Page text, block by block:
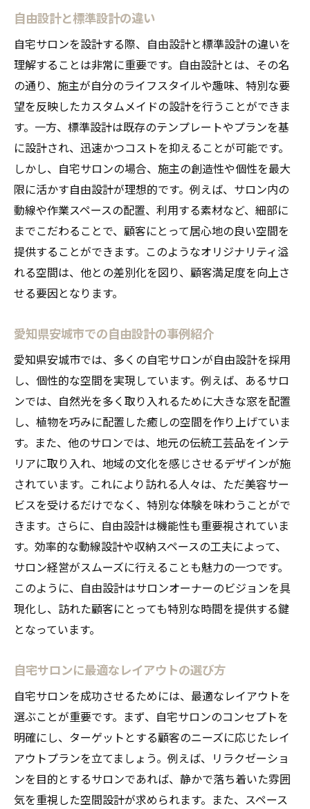
心地よい音環境の設計
リラクゼーションを促すインテリアアプロ
顧客の滞在時間を考慮した空間づくり
自宅サロンの設計で失敗しないための重要なチ
ェックポイント
計画段階での注意すべきポイント
設計図面の見直しと確認方法
施工中に発生しやすいトラブルとその対策
外部専門家の選び方とコミュニケーション
予算オーバーを防ぐための管理術
完工後のメンテナンス計画の重要性
顧客に愛される自宅サロンをデザインするため
パーソナルサービスを強化する空間設計
季節やイベントに応じたインテリアの変化
口コミを生むための顧客体験の工夫
リピーターを増やすための顧客管理方法
地域社会とのつながりを深める活動
ブランディングを意識したデザイン選び
自宅サロンを開業する際の自由設計の活用法
市場調査を踏まえたコンセプト設定
施術メニューに合わせた空間デザイン
自由設計による長期的なビジネス計画
法規制を考慮した安全な設計
開業後の集客戦略とデザインのリンク
サロン運営の効率化を図るための設備
自由設計で作る自宅サロンのインテリアデザイ
居心地の良さを生む家具選び
アロマや照明の効果的な使い方
実用的かつ美しい収納の工夫
アート作品を活用した感性を刺激する空間
持続可能な素材の選び方と実践
自由設計と標準設計の違い
自宅サロンを設計する際、自由設計と標準設計の違いを
理解することは非常に重要です。自由設計とは、その名
の通り、施主が自分のライフスタイルや趣味、特別な要
望を反映したカスタムメイドの設計を行うことができま
す。一方、標準設計は既存のテンプレートやプランを基
に設計され、迅速かつコストを抑えることが可能です。
しかし、自宅サロンの場合、施主の創造性や個性を最大
限に活かす自由設計が理想的です。例えば、サロン内の
動線や作業スペースの配置、利用する素材など、細部に
までこだわることで、顧客にとって居心地の良い空間を
提供することができます。このようなオリジナリティ溢
れる空間は、他との差別化を図り、顧客満足度を向上さ
せる要因となります。
愛知県安城市での自由設計の事例紹介
愛知県安城市では、多くの自宅サロンが自由設計を採用
し、個性的な空間を実現しています。例えば、あるサロ
ンでは、自然光を多く取り入れるために大きな窓を配置
し、植物を巧みに配置した癒しの空間を作り上げていま
す。また、他のサロンでは、地元の伝統工芸品をインテ
リアに取り入れ、地域の文化を感じさせるデザインが施
されています。これにより訪れる人々は、ただ美容サー
ビスを受けるだけでなく、特別な体験を味わうことがで
きます。さらに、自由設計は機能性も重要視されていま
す。効率的な動線設計や収納スペースの工夫によって、
サロン経営がスムーズに行えることも魅力の一つです。
このように、自由設計はサロンオーナーのビジョンを具
現化し、訪れた顧客にとっても特別な時間を提供する鍵
となっています。
自宅サロンに最適なレイアウトの選び方
自宅サロンを成功させるためには、最適なレイアウトを
選ぶことが重要です。まず、自宅サロンのコンセプトを
明確にし、ターゲットとする顧客のニーズに応じたレイ
アウトプランを立てましょう。例えば、リラクゼーショ
ンを目的とするサロンであれば、静かで落ち着いた雰囲
気を重視した空間設計が求められます。また、スペース